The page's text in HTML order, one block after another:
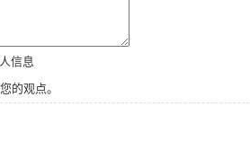
信息
的观点。